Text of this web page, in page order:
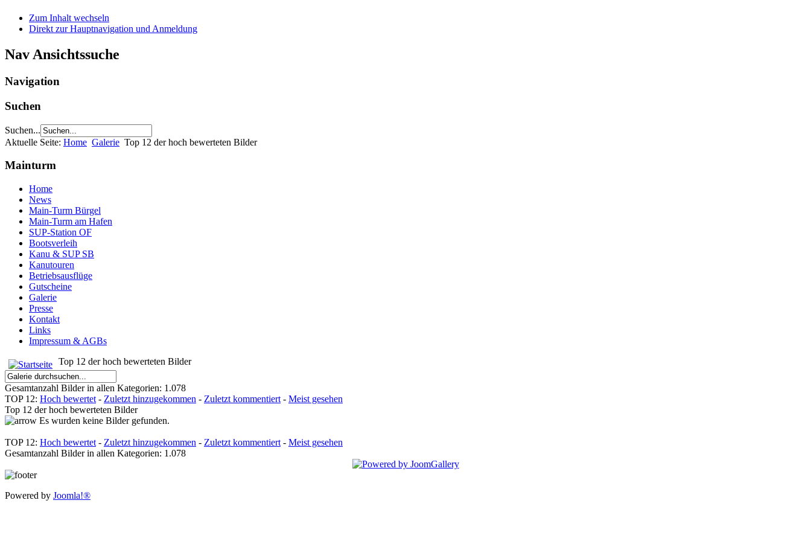
Zum Inhalt wechseln
Direkt zur Hauptnavigation und Anmeldung
Nav Ansichtssuche
Navigation
Suchen
Suchen...
Aktuelle Seite: Home Galerie Top 12 der hoch bewerteten Bilder
Mainturm
Home
News
Main-Turm Bürgel
Main-Turm am Hafen
SUP-Station OF
Bootsverleih
Kanu & SUP SB
Kanutouren
Betriebsausflüge
Gutscheine
Galerie
Presse
Kontakt
Links
Impressum & AGBs
Top 12 der hoch bewerteten Bilder
Gesamtanzahl Bilder in allen Kategorien: 1.078
TOP 12: Hoch bewertet - Zuletzt hinzugekommen - Zuletzt kommentiert - Meist gesehen
Top 12 der hoch bewerteten Bilder
Es wurden keine Bilder gefunden.
TOP 12: Hoch bewertet - Zuletzt hinzugekommen - Zuletzt kommentiert - Meist gesehen
Gesamtanzahl Bilder in allen Kategorien: 1.078
Powered by Joomla!®